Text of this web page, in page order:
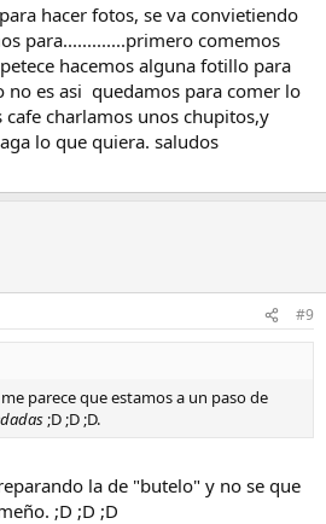
hacer fotos, se va convietiendo
para.............primero comemos
hacemos alguna fotillo para
es asi quedamos para comer lo
charlamos unos chupitos,y
lo que quiera. saludos
#9
parece que estamos a un paso de
;D ;D ;D.
la de "butelo" y no se que
;D ;D ;D